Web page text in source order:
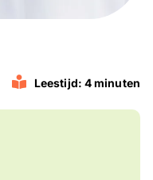
Leestijd: 4 minuten